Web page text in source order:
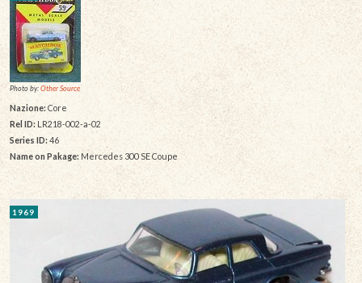
Photo by:Other Source
Nazione: Core
Rel ID: LR218-002-a-02
Series ID: 46
Name on Pakage: Mercedes 300 SE Coupe
1969